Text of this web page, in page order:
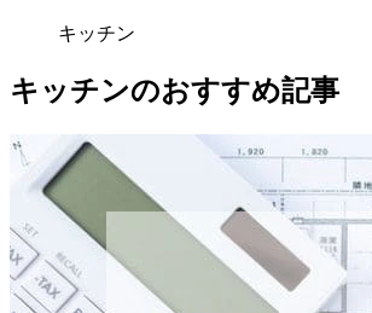
キッチン
キッチンのおすすめ記事